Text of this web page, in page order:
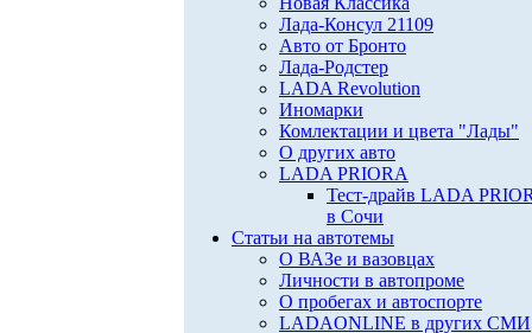
Лада-Консул 21109
Авто от Бронто
Лада-Родстер
LADA Revolution
Иномарки
Комлектации и цвета "Лады"
О других авто
LADA PRIORA
Тест-драйв LADA
в Сочи
Статьи на автотемы
О ВАЗе и вазовцах
Личности в автопроме
О пробегах и автоспорте
LADAONLINE в других СМИ